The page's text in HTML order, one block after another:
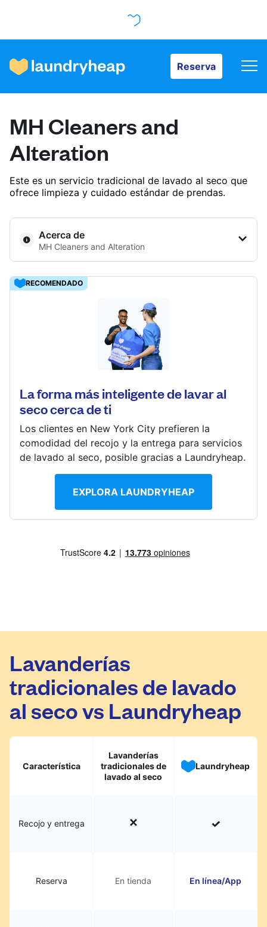
Reserva
Cómo funciona
Precios y servicios
Quiénes somos
Para las empresas
Iniciar sesión
Síguenos en
United States ES
MH Cleaners and
Alteration
Este es un servicio tradicional de lavado al seco que
ofrece limpieza y cuidado estándar de prendas.
Acerca de
MH Cleaners and Alteration
11414 Richmond Ave #2529, Houston, TX 77082,
Calcular la distancia
Mostrar número
Ir al sitio web
RECOMENDADO
La forma más inteligente de lavar al
seco cerca de ti
Los clientes en New York City prefieren la
comodidad del recojo y la entrega para servicios
de lavado al seco, posible gracias a Laundryheap.
EXPLORA LAUNDRYHEAP
Lavanderías
tradicionales de lavado
al seco vs Laundryheap
Característica
Lavanderías
tradicionales de
lavado al seco
Laundryheap
Recojo y entrega
Reserva En tienda En línea/App